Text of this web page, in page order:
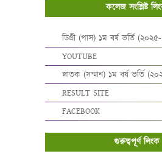
কলেজ সংশ্লিষ্ট
ডিগ্রী (পাস) ১ম বর্ষ ভর্তি
YOUTUBE
স্নাতক (সম্মান) ১ম বর্ষ ভর্তি
RESULT SITE
FACEBOOK
গুরুত্বপূর্ণ লিংক